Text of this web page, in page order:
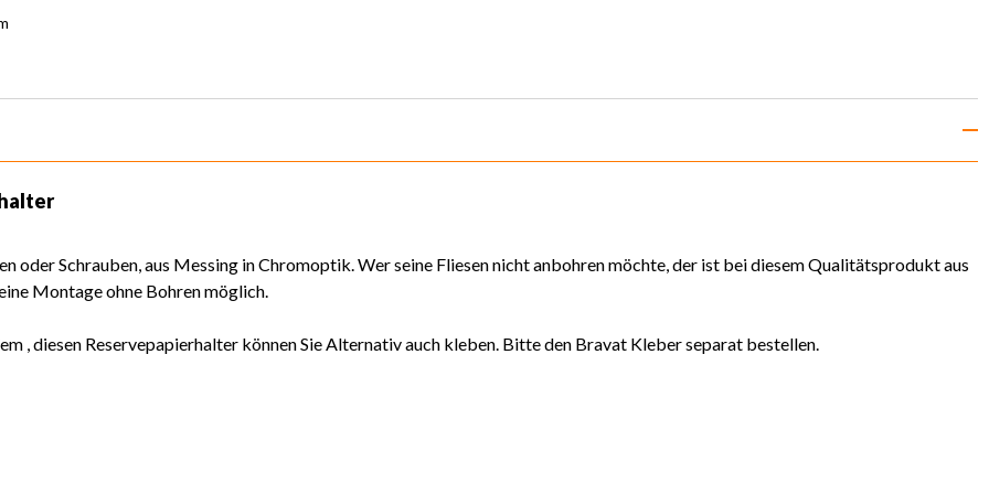
Schrauben, aus Messing in Chromoptik. Wer seine Fliesen nicht anbohren möchte, der ist bei diesem Qualitätsprodukt aus
Montage ohne Bohren möglich.
, diesen Reservepapierhalter können Sie Alternativ auch kleben. Bitte den Bravat Kleber separat bestellen.